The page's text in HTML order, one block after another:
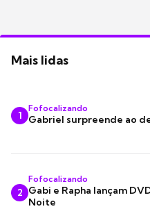
Mais lidas
1
Fofocalizando
Gabriel surpreende ao
2
Fofocalizando
Gabi e Rapha lançam
Noite